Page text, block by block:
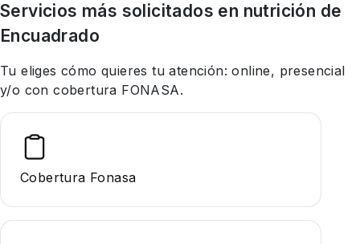
Servicios más solicitados en nutrición de
Encuadrado
Tu eliges cómo quieres tu atención: online, presencial
y/o con cobertura FONASA.
Cobertura Fonasa